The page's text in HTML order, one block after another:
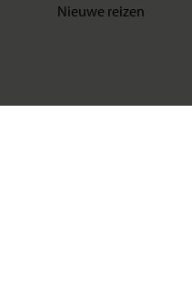
Nieuwe reizen